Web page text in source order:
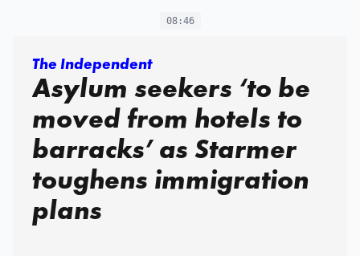
08:46
The Independent
Asylum seekers ‘to be
moved from hotels to
barracks’ as Starmer
toughens immigration
plans